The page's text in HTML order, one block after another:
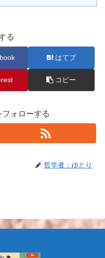
る
はてブ
コピー
ォローする
哲学者：ゆとり